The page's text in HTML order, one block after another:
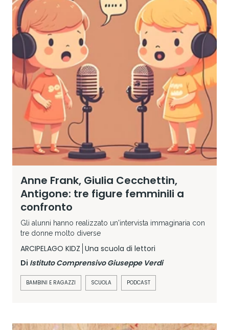
Anne Frank, Giulia Cecchettin,
Antigone: tre figure femminili a
confronto
Gli alunni hanno realizzato un'intervista immaginaria con
tre donne molto diverse
ARCIPELAGO KIDZ Una scuola di lettori
Di Istituto Comprensivo Giuseppe Verdi
BAMBINI E RAGAZZI SCUOLA PODCAST